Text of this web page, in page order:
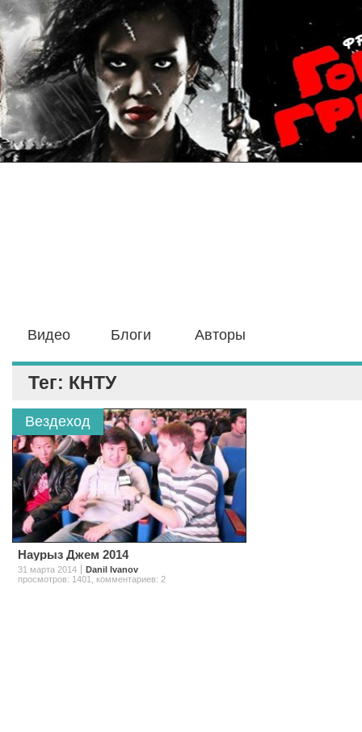
Видео Блоги Авторы
Тег: КНТУ
Вездеход
Наурыз Джем 2014
31 марта 2014
Danil Ivanov
просмотров: 1401
комментариев: 2